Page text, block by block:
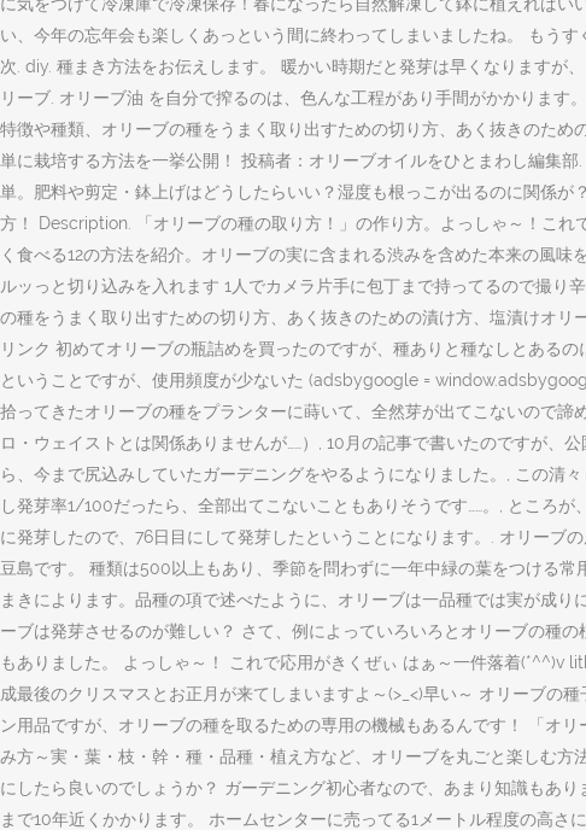
い、今年の忘年会も楽しくあっという間に終わってしまいましたね。 もう
次. diy. 種まき方法をお伝えします。 暖かい時期だと発芽は早くなりますが
リーブ. オリーブ油 を自分で搾るのは、色んな工程があり手間がかかりま
特徴や種類、オリーブの種をうまく取り出すための切り方、あく抜きのた
単に栽培する方法を一挙公開！ 投稿者：オリーブオイルをひとまわし編集
単。肥料や剪定・鉢上げはどうしたらいい？湿度も根っこが出るのに関係
方！ Description. 「オリーブの種の取り方！」の作り方。よっしゃ～！こ
く食べる12の方法を紹介。オリーブの実に含まれる渋みを含めた本来の風
ルッっと切り込みを入れます 1人でカメラ片手に包丁まで持ってるので撮
の種をうまく取り出すための切り方、あく抜きのための漬け方、塩漬けオ
リンク 初めてオリーブの瓶詰めを買ったのですが、種ありと種なしとある
ということですが、使用頻度が少ないた (adsbygoogle =
拾ってきたオリーブの種をプランターに蒔いて、全然芽が出てこないので
ロ・ウェイストとは関係ありませんが……）, 10月の記事で書いたのですが、
ら、今まで尻込みしていたガーデニングをやるようになりました。, この清
し発芽率1/100だったら、全部出てこないこともありそうです……。, ところ
に発芽したので、76日目にして発芽したということになります。. オリーブ
豆島です。 種類は500以上もあり、季節を問わずに一年中緑の葉をつける
まきによります。品種の項で述べたように、オリーブは一品種では実が成
ーブは発芽させるのが難しい？ さて、例によっていろいろとオリーブの種
もありました。 よっしゃ～！ これで応用がきくぜぃ はぁ～一件落着(*^^)v
成最後のクリスマスとお正月が来てしまいますよ～(>_<)早い～ オリーブの
ン用品ですが、オリーブの種を取るための専用の機械もあるんです！ 「オ
み方～実・葉・枝・幹・種・品種・植え方など、オリーブを丸ごと楽しむ
にしたら良いのでしょうか？ ガーデニング初心者なので、あまり知識もあ
まで10年近くかかります。 ホームセンターに売ってる1メートル程度の高